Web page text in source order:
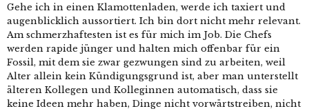
Gehe ich in einen Klamottenladen, werde ich taxiert und
augenblicklich aussortiert. Ich bin dort nicht mehr relevant.
Am schmerzhaftesten ist es für mich im Job. Die Chefs
werden rapide jünger und halten mich offenbar für ein
Fossil, mit dem sie zwar gezwungen sind zu arbeiten, weil
Alter allein kein Kündigungsgrund ist, aber man unterstellt
älteren Kollegen und Kolleginnen automatisch, dass sie
keine Ideen mehr haben, Dinge nicht vorwärtstreiben, nicht